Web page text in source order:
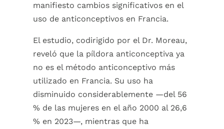
manifiesto cambios significativos en el
uso de anticonceptivos en Francia.
El estudio, codirigido por el Dr. Moreau,
reveló que la píldora anticonceptiva ya
no es el método anticonceptivo más
utilizado en Francia. Su uso ha
disminuido considerablemente —del 56
% de las mujeres en el año 2000 al 26,6
% en 2023—, mientras que ha